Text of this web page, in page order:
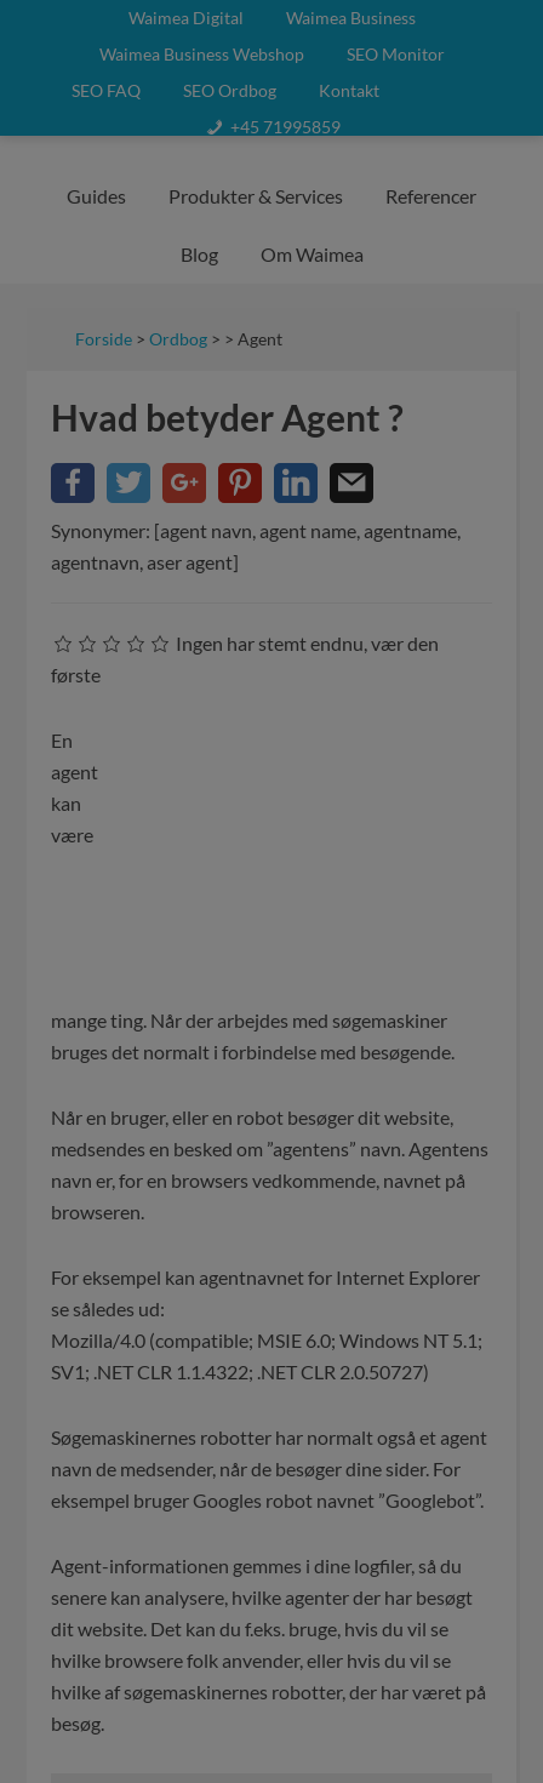
Waimea Digital
Waimea Business
Waimea Business Webshop
SEO Monitor
SEO FAQ
SEO Ordbog
Kontakt
+45 71995859
Guides Produkter & Services Referencer
Blog Om Waimea
Forside >Ordbog > > Agent
Hvad betyder Agent ?
Synonymer: [agent navn, agent name, agentname,
agentnavn, aser agent]
Ingen har stemt endnu, vær den
første
En
agent
kan
være
mange ting. Når der arbejdes med søgemaskiner
bruges det normalt i forbindelse med besøgende.
Når en bruger, eller en robot besøger dit website,
medsendes en besked om ”agentens” navn. Agentens
navn er, for en browsers vedkommende, navnet på
browseren.
For eksempel kan agentnavnet for Internet Explorer
se således ud:
Mozilla/4.0 (compatible; MSIE 6.0; Windows NT 5.1;
SV1; .NET CLR 1.1.4322; .NET CLR 2.0.50727)
Søgemaskinernes robotter har normalt også et agent
navn de medsender, når de besøger dine sider. For
eksempel bruger Googles robot navnet ”Googlebot”.
Agent-informationen gemmes i dine logfiler, så du
senere kan analysere, hvilke agenter der har besøgt
dit website. Det kan du f.eks. bruge, hvis du vil se
hvilke browsere folk anvender, eller hvis du vil se
hvilke af søgemaskinernes robotter, der har været på
besøg.